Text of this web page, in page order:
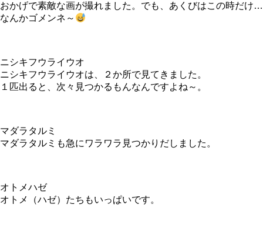
おかげで素敵な画が撮れました。でも、あくびはこの時だけ…
なんかゴメンネ～
ニシキフウライウオ
ニシキフウライウオは、２か所で見てきました。
１匹出ると、次々見つかるもんなんですよね～。
マダラタルミ
マダラタルミも急にワラワラ見つかりだしました。
オトメハゼ
オトメ（ハゼ）たちもいっぱいです。